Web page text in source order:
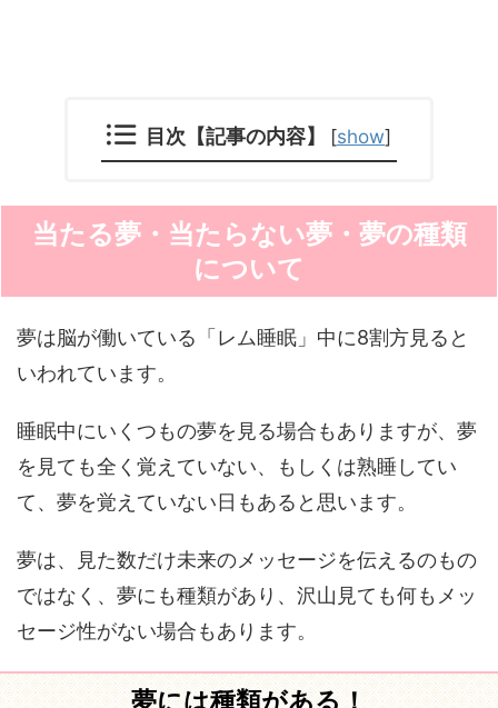
目次【記事の内容】 [show]
当たる夢・当たらない夢・夢の種類
について
夢は脳が働いている「レム睡眠」中に8割方見ると
いわれています。
睡眠中にいくつもの夢を見る場合もありますが、夢
を見ても全く覚えていない、もしくは熟睡してい
て、夢を覚えていない日もあると思います。
夢は、見た数だけ未来のメッセージを伝えるのもの
ではなく、夢にも種類があり、沢山見ても何もメッ
セージ性がない場合もあります。
夢には種類がある！